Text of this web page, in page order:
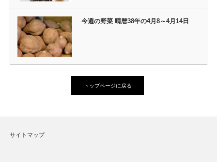
今週の野菜 晴暦38年の4月8～4月14日
トップページに戻る
サイトマップ